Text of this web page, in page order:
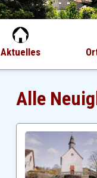
Aktuelles
Alle